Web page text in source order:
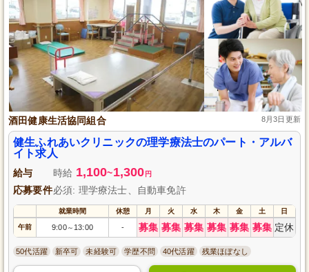
酒田健康生活協同組合 8月3日更新
健生ふれあいクリニックの理学療法士のパート・アルバ
イト求人
給与 時給 1,100~1,300 円
応募要件必須: 理学療法士、自動車免許
就業時間 休憩 月 火 水 木 金 土 日
午前 9:00～ 13:00 - 募集 募集 募集 募集 募集 募集 定休
50代活躍 新卒可 未経験可 学歴不問 40代活躍 残業ほぼなし